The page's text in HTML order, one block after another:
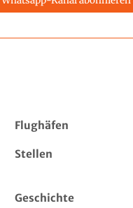
Flughäfen
Stellen
Geschichte